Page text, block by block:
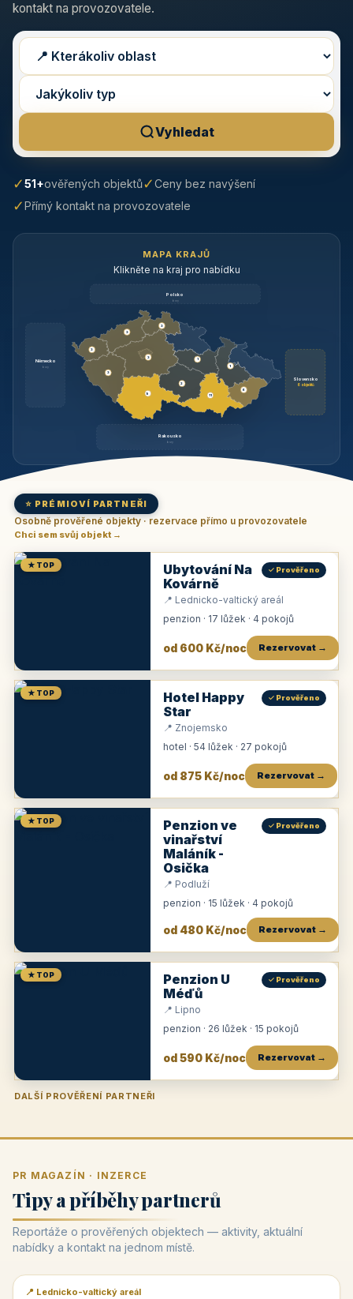
kontakt na provozovatele.
Vyhledat
✓51+ověřených objektů✓Ceny bez navýšení
✓Přímý kontakt na provozovatele
MAPA KRAJŮ
Klikněte na kraj pro nabídku
Polsko
brzy
Německo
brzy
Slovensko
6 objektů
Rakousko
brzy
3
9
3
3
3
3
1
2
11
1
6
⭐ PRÉMIOVÍ PARTNEŘI
Osobně prověřené objekty · rezervace přímo u provozovatele
Chci sem svůj objekt →
★ TOP
Ubytování Na
Kovárně
✓ Prověřeno
📍 Lednicko-valtický areál
penzion · 17 lůžek · 4 pokojů
od 600 Kč/noc Rezervovat →
★ TOP
Hotel Happy
Star
✓ Prověřeno
📍 Znojemsko
hotel · 54 lůžek · 27 pokojů
od 875 Kč/noc Rezervovat →
★ TOP
Penzion ve
vinařství
Maláník -
Osička
✓ Prověřeno
📍 Podluží
penzion · 15 lůžek · 4 pokojů
od 480 Kč/noc Rezervovat →
★ TOP
Penzion U
Méďů
✓ Prověřeno
📍 Lipno
penzion · 26 lůžek · 15 pokojů
od 590 Kč/noc Rezervovat →
DALŠÍ PROVĚŘENÍ PARTNEŘI
Penzion U Zámku Pension Faber
PR MAGAZÍN · INZERCE
Tipy a příběhy partnerů
Reportáže o prověřených objektech — aktivity, aktuální
nabídky a kontakt na jednom místě.
📰 PR článek
📍 Lednicko-valtický areál